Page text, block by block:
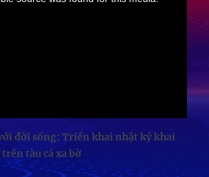
đời sống: Triển khai nhật ký khai
tàu cá xa bờ